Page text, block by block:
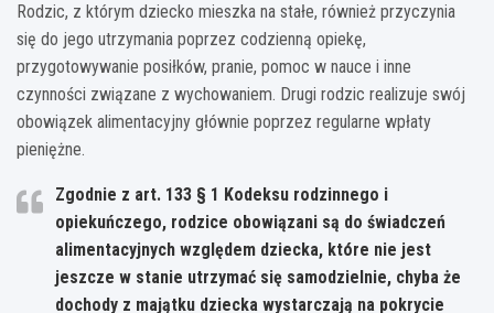
Rodzic, z którym dziecko mieszka na stałe, również przyczynia
się do jego utrzymania poprzez codzienną opiekę,
przygotowywanie posiłków, pranie, pomoc w nauce i inne
czynności związane z wychowaniem. Drugi rodzic realizuje swój
obowiązek alimentacyjny głównie poprzez regularne wpłaty
pieniężne.
Zgodnie z art. 133 § 1 Kodeksu rodzinnego i
opiekuńczego, rodzice obowiązani są do świadczeń
alimentacyjnych względem dziecka, które nie jest
jeszcze w stanie utrzymać się samodzielnie, chyba że
dochody z majątku dziecka wystarczają na pokrycie